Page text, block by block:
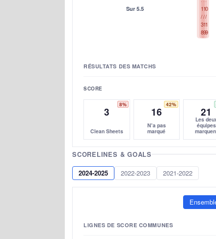
Sur 5.5
1
/
3
8
1
/
1
9
0
/
1
9
RÉSULTATS DES MATCHS
SCORE
8%
3
Clean Sheets
42%
16
N'a pas
marqué
21
Les
équipes
SCORELINES & GOALS
2024-2025
2022-2023 2021-2022
LIGNES DE SCORE COMMUNES